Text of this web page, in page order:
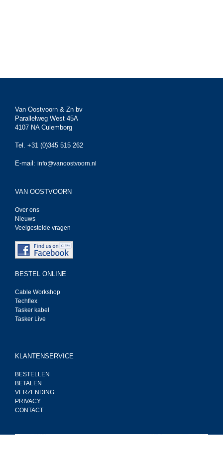
Van Oostvoorn & Zn bv
Parallelweg West 45A
4107 NA Culemborg
Tel. +31 (0)345 515 262
E-mail: info@vanoostvoorn.nl
VAN OOSTVOORN
Over ons
Nieuws
Veelgestelde vragen
BESTEL ONLINE
Cable Workshop
Techflex
Tasker kabel
Tasker Live
KLANTENSERVICE
BESTELLEN
BETALEN
VERZENDING
PRIVACY
CONTACT